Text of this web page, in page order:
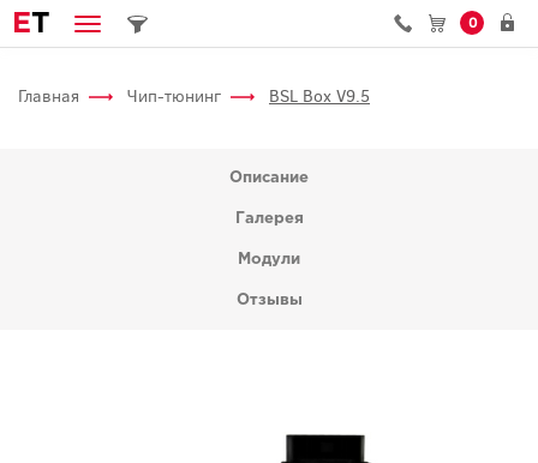
ET 0
Главная Чип-тюнинг BSL Box V9.5
Описание
Галерея
Модули
Отзывы